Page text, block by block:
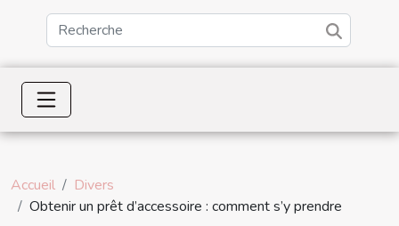
Accueil
Divers
Obtenir un prêt d’accessoire : comment s’y prendre